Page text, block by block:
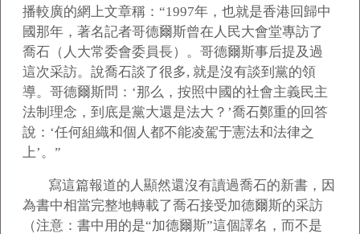
播較廣的網上文章稱：“1997年，也就是香港回歸中
國那年，著名記者哥德爾斯曾在人民大會堂專訪了
喬石（人大常委會委員長）。哥德爾斯事后提及過
這次采訪。說喬石談了很多, 就是沒有談到黨的領
導。哥德爾斯問：‘那么，按照中國的社會主義民主
法制理念，到底是黨大還是法大？’喬石鄭重的回答
說：‘任何組織和個人都不能凌駕于憲法和法律之
上’。”
寫這篇報道的人顯然還沒有讀過喬石的新書，因
為書中相當完整地轉載了喬石接受加德爾斯的采訪
（注意：書中用的是“加德爾斯”這個譯名，而不是